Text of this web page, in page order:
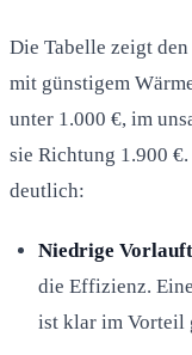
Die Tabelle zeigt
mit günstigem
unter 1.000 €, im
sie Richtung 1.900
deutlich:
Niedrige
die Effizienz.
ist klar im Vorteil